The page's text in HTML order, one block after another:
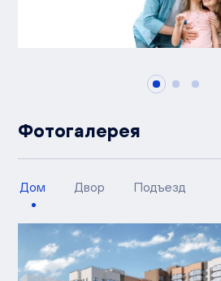
Фотогалерея
Дом Двор Подъезд